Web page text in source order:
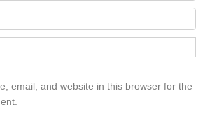
email, and website in this browser for the